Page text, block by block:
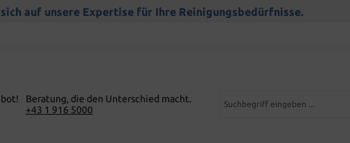
auf unsere Expertise für Ihre Reinigungsbedürfnisse.
Beratung, die den Unterschied macht.
+43 1 916 5000